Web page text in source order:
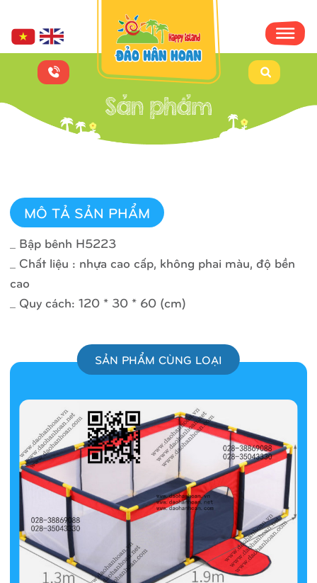
MÔ TẢ SẢN PHẨM
_ Bập bênh H5223
_ Chất liệu : nhựa cao cấp, không phai màu, độ bền
cao
_ Quy cách: 120 * 30 * 60 (cm)
SẢN PHẨM CÙNG LOẠI